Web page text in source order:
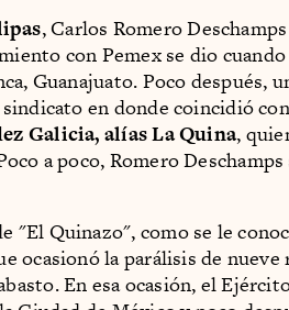
, Carlos Romero
con Pemex se dio
Guanajuato. Poco después,
en donde coincidió
Galicia, alías La Quina,
a poco, Romero Deschamps
"El Quinazo", como se le
ocasionó la parálisis de nueve
En esa ocasión, el